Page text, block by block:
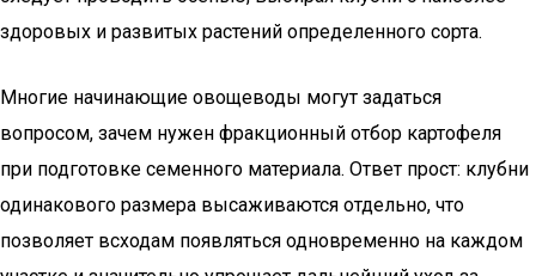
здоровых и развитых растений определенного сорта.
Многие начинающие овощеводы могут задаться
вопросом, зачем нужен фракционный отбор картофеля
при подготовке семенного материала. Ответ прост: клубни
одинакового размера высаживаются отдельно, что
позволяет всходам появляться одновременно на каждом